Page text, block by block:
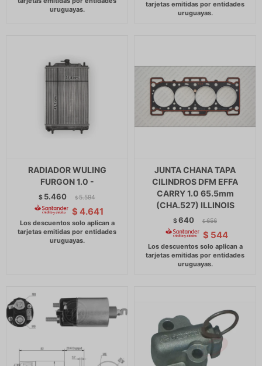
RADIADOR WULING
FURGON 1.0 -
$ 5.460 $ 5.594
$ 4.641
JUNTA CHANA TAPA
CILINDROS DFM EFFA
CARRY 1.0 65.5mm
(CHA.527) ILLINOIS
$640 $ 656
$ 544